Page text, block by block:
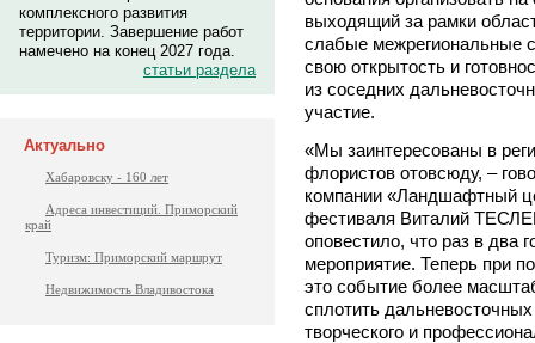
комплексного развития
территории. Завершение работ
намечено на конец 2027 года.
статьи раздела
Актуально
Хабаровску - 160 лет
Адреса инвестиций. Приморский
край
Туризм: Приморский маршрут
Недвижимость Владивостока
выходящий за рамки
слабые межрегиональные
свою открытость и
из соседних
участие.
«Мы заинтересованы в
флористов отовсюду, –
компании «Ландшафтный
фестиваля Виталий
оповестило, что раз в два
мероприятие. Теперь при
это событие более
сплотить
творческого и